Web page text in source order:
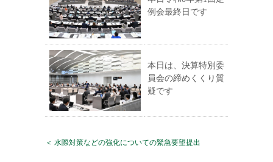
例会最終日です
本日は、決算特別委
員会の締めくくり質
疑です
＜ 水際対策などの強化についての緊急要望提出